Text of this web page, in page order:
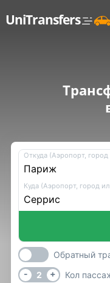
UniTransfers
Откуда (Аэропорт, город
Куда (Аэропорт, город
Обратный
-
2 + Кол